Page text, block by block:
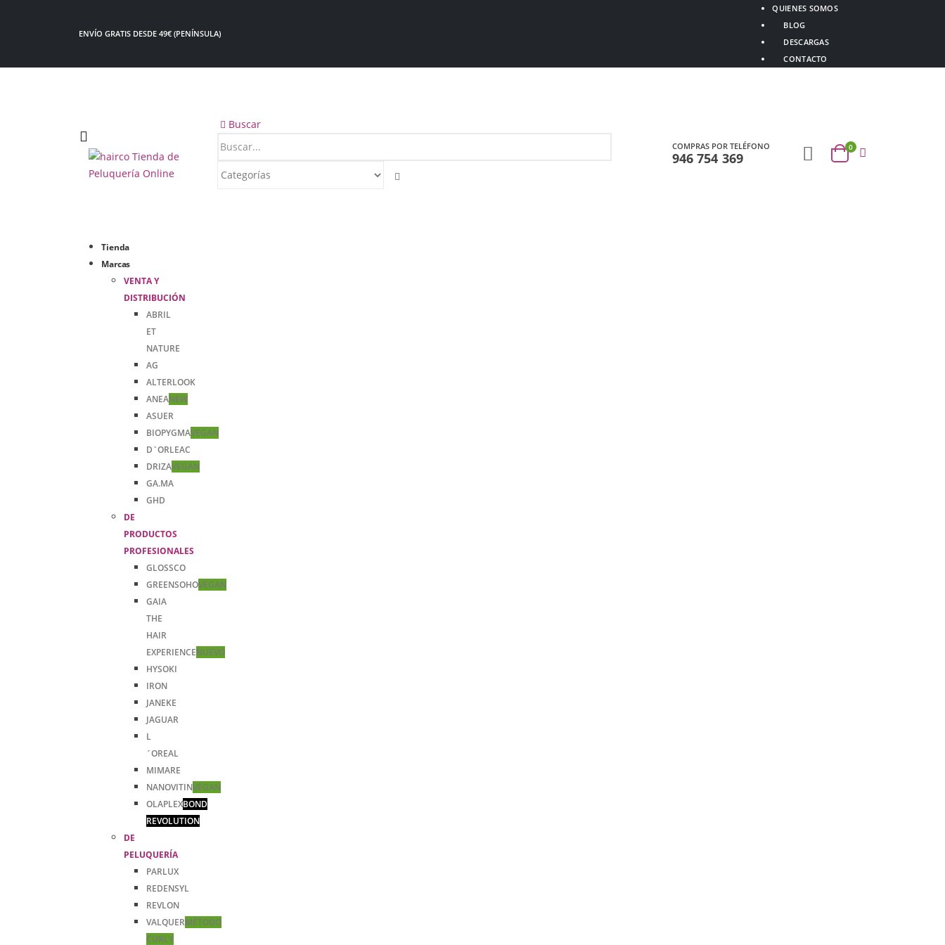
ENVÍO GRATIS DESDE 49€ (PENÍNSULA)
QUIENES SOMOS
BLOG
DESCARGAS
CONTACTO
Buscar
COMPRAS POR TELÉFONO
946 754 369
0
Tienda
Marcas
VENTA Y
DISTRIBUCIÓN
ABRIL
ET
NATURE
AG
ALTERLOOK
ANEANEW
ASUER
BIOPYGMAVEGAN
D`ORLEAC
DRIZAVEGAN
GA.MA
GHD
DE
PRODUCTOS
PROFESIONALES
GLOSSCO
GREENSOHOVEGAN
GAIA
THE
HAIR
EXPERIENCENUEVO
HYSOKI
IRON
JANEKE
JAGUAR
L
´OREAL
MIMARE
NANOVITINVEGAN
OLAPLEXBOND
REVOLUTION
DE
PELUQUERÍA
PARLUX
REDENSYL
REVLON
VALQUERMÉTODO
CURLY